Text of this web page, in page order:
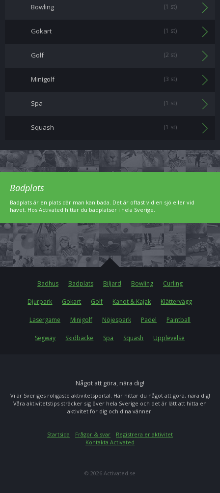
Bowling (1 st)
Gokart (1 st)
Golf (2 st)
Minigolf (3 st)
Spa (1 st)
Squash (1 st)
Badplats
Badplats är en plats där man kan bada. Det är oftast vid en sjö eller vid
havet. Hos Activated hittar du badplatser i hela Sverige.
Badhus Badplats Biljard Bowling Curling
Djurpark Gokart Golf Kanot & Kajak Klättervägg
Lasergame Minigolf Nöjespark Padel Paintball
Segway Skidbacke Spa Squash Upplevelse
Något att göra, nära dig!
Vi är Sveriges roligaste aktivitetsportal. Här hittar du något att göra, nära dig!
Våra aktivitetstips sträcker sig över hela Sverige och det är lätt att hitta en
aktivitet för dig och dina vänner.
Startsida Frågor & svar
Registrera er aktivitet
Kontakta Activated
© 2026 Activated.se